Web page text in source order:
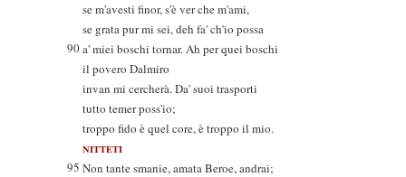
se m'avesti finor, s'è ver che m'ami,
se grata pur mi sei, deh fa' ch'io possa
90a' miei boschi tornar. Ah per quei boschi
il povero Dalmiro
invan mi cercherà. Da' suoi trasporti
tutto temer poss'io;
troppo fido è quel core, è troppo il mio.
NITTETI
95 Non tante smanie, amata Beroe, andrai;